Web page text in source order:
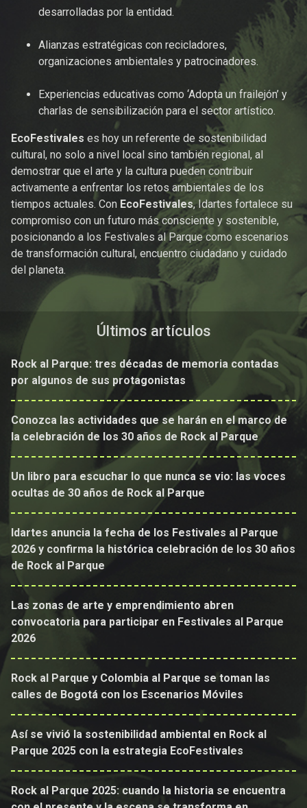
desarrolladas por la entidad.
Alianzas estratégicas con recicladores,
organizaciones ambientales y patrocinadores.
Experiencias educativas como ‘Adopta un frailejón’ y
charlas de sensibilización para el sector artístico.
EcoFestivales es hoy un referente de sostenibilidad
cultural, no solo a nivel local sino también regional, al
demostrar que el arte y la cultura pueden contribuir
activamente a enfrentar los retos ambientales de los
tiempos actuales. Con EcoFestivales, Idartes fortalece su
compromiso con un futuro más consciente y sostenible,
posicionando a los Festivales al Parque como escenarios
de transformación cultural, encuentro ciudadano y cuidado
del planeta.
Últimos artículos
Rock al Parque: tres décadas de memoria contadas
por algunos de sus protagonistas
Conozca las actividades que se harán en el marco de
la celebración de los 30 años de Rock al Parque
Un libro para escuchar lo que nunca se vio: las voces
ocultas de 30 años de Rock al Parque
Idartes anuncia la fecha de los Festivales al Parque
2026 y confirma la histórica celebración de los 30 años
de Rock al Parque
Las zonas de arte y emprendimiento abren
convocatoria para participar en Festivales al Parque
2026
Rock al Parque y Colombia al Parque se toman las
calles de Bogotá con los Escenarios Móviles
Así se vivió la sostenibilidad ambiental en Rock al
Parque 2025 con la estrategia EcoFestivales
Rock al Parque 2025: cuando la historia se encuentra